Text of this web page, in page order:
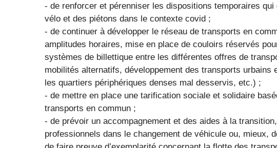
- de renforcer et pérenniser les dispositions temporaires
vélo et des piétons dans le contexte covid ;
- de continuer à développer le réseau de transports en
amplitudes horaires, mise en place de couloirs réservés
systèmes de billettique entre les différentes offres de
mobilités alternatifs, développement des transports urbains
les quartiers périphériques denses mal desservis, etc.) ;
- de mettre en place une tarification sociale et solidaire
transports en commun ;
- de prévoir un accompagnement et des aides à la
professionnels dans le changement de véhicule ou, mieux,